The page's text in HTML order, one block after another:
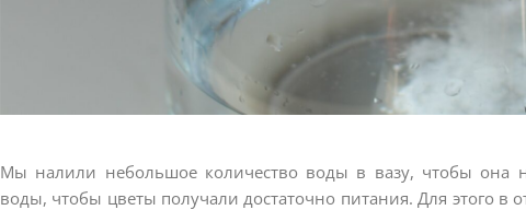
Мы налили небольшое количество воды в вазу, чтобы она
воды, чтобы цветы получали достаточно питания. Для этого в